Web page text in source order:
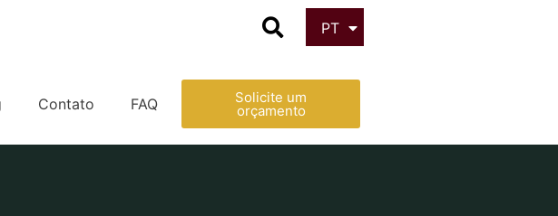
PT
ES
Contato FAQ Solicite um
orçamento